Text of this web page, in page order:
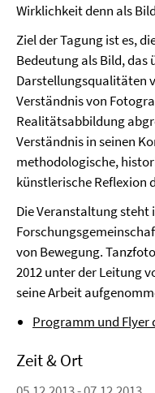
Wirklichkeit denn als
Ziel der Tagung ist es,
Bedeutung als Bild, das
Darstellungsqualitäten
Verständnis von
Realitätsabbildung
Verständnis in seinen
methodologische,
künstlerische Reflexion
Die Veranstaltung steht
von Bewegung.
2012 unter der Leitung
seine Arbeit
Programm und Flyer
Zeit & Ort